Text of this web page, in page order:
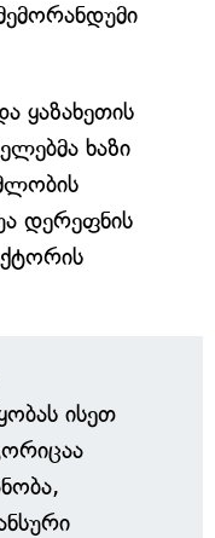
ყაზახეთის
ხაზი
დერეფნის
ისეთ